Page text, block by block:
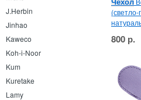
J.Herbin
Jinhao
Kaweco
Koh-i-Noor
Kum
Kuretake
Lamy
(светло-
800 р.